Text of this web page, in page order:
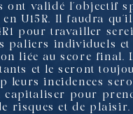
ont validé l’objectif
en U15R. Il faudra
pour travailler
paliers individuels et
liée au score final.
et le seront
leurs incidences
capitaliser pour
risques et de plaisir.